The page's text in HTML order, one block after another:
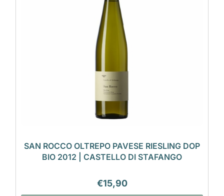
SAN ROCCO OLTREPO PAVESE RIESLING DOP
BIO 2012 | CASTELLO DI STAFANGO
€15,90